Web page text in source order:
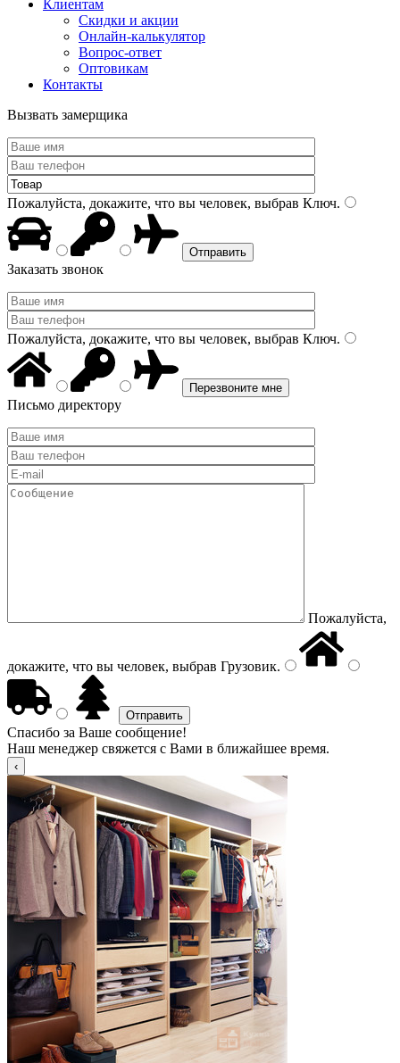
Клиентам
Скидки и акции
Онлайн-калькулятор
Вопрос-ответ
Оптовикам
Контакты
Вызвать замерщика
Пожалуйста, докажите, что вы человек, выбрав Ключ.
Заказать звонок
Пожалуйста, докажите, что вы человек, выбрав Ключ.
Письмо директору
Пожалуйста,
докажите, что вы человек, выбрав Грузовик.
Спасибо за Ваше сообщение!
Наш менеджер свяжется с Вами в ближайшее время.